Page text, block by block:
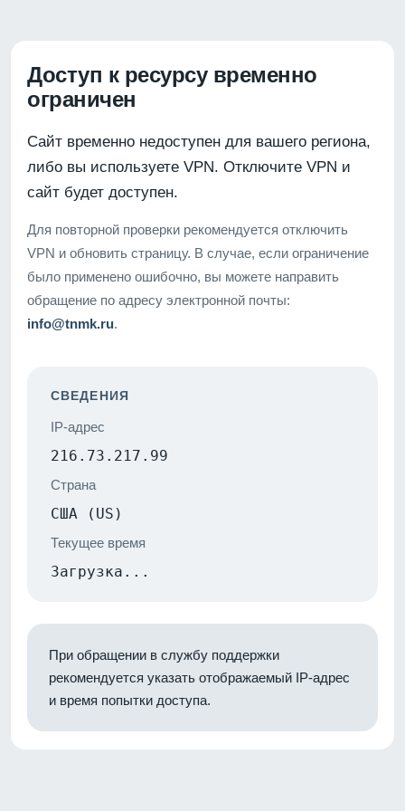
Доступ к ресурсу временно
ограничен
Сайт временно недоступен для вашего региона,
либо вы используете VPN. Отключите VPN и
сайт будет доступен.
Для повторной проверки рекомендуется отключить
VPN и обновить страницу. В случае, если ограничение
было применено ошибочно, вы можете направить
обращение по адресу электронной почты:
info@tnmk.ru.
СВЕДЕНИЯ
IP-адрес
216.73.217.99
Страна
США (US)
Текущее время
Загрузка...
При обращении в службу поддержки
рекомендуется указать отображаемый IP-адрес
и время попытки доступа.